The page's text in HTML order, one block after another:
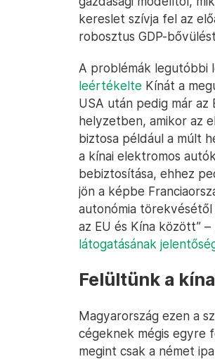
kereslet szívja fel az
robosztus GDP-
A problémák legutóbbi
leértékelte Kínát a
USA után pedig már
helyzetben, amikor az
biztosa például a múlt
a kínai elektromos
bebiztosítása, ehhez
jön a képbe
autonómia
az EU és Kína között”
látogatásának
Felültünk a
Magyarország ezen a
cégeknek mégis egyre
megint csak a német